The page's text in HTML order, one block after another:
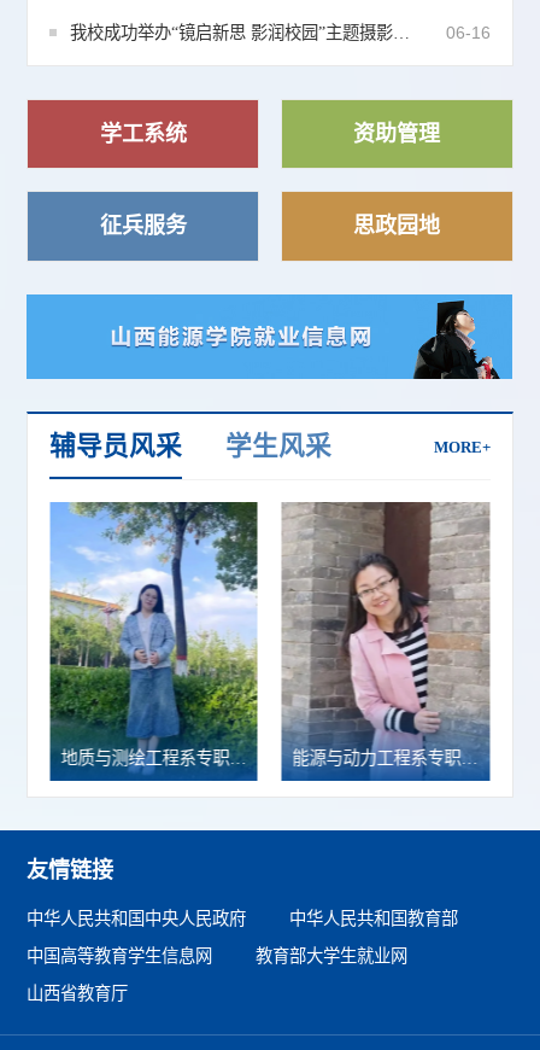
我校成功举办“镜启新思 影润校园”主题摄影活动暨2025年中国大学生在线校园行活动 06-16
学工系统 资助管理
征兵服务 思政园地
辅导员风采 学生风采 MORE+
地质与测绘工程系专职辅导员 李俊琪 能源与动力工程系专职辅导员 贾文娟 ​
友情链接
中华人民共和国中央人民政府
中华人民共和国教育部
中国高等教育学生信息网
教育部大学生就业网
山西省教育厅